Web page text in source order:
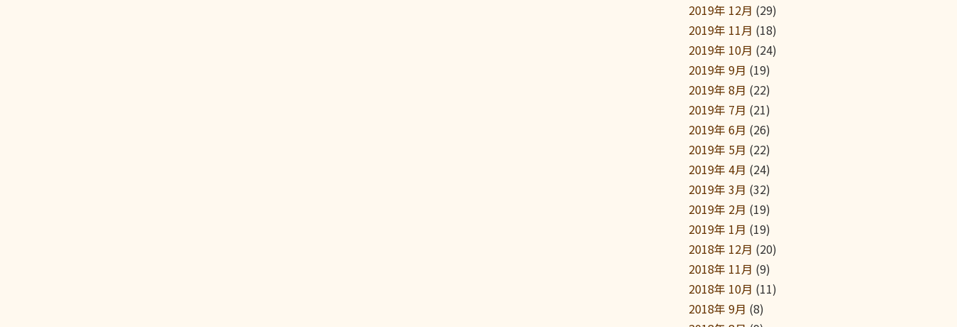
2019年 12月 (29)
2019年 11月 (18)
2019年 10月 (24)
2019年 9月 (19)
2019年 8月 (22)
2019年 7月 (21)
2019年 6月 (26)
2019年 5月 (22)
2019年 4月 (24)
2019年 3月 (32)
2019年 2月 (19)
2019年 1月 (19)
2018年 12月 (20)
2018年 11月 (9)
2018年 10月 (11)
2018年 9月 (8)